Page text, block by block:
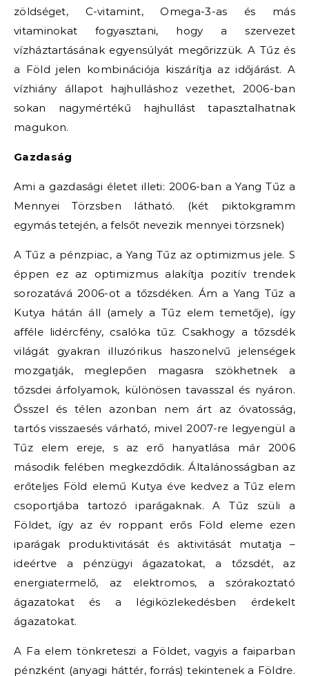
zöldséget, C-vitamint, Omega-3-as és más
vitaminokat fogyasztani, hogy a szervezet
vízháztartásának egyensúlyát megőrizzük. A Tűz és
a Föld jelen kombinációja kiszárítja az időjárást. A
vízhiány állapot hajhulláshoz vezethet, 2006-ban
sokan nagymértékű hajhullást tapasztalhatnak
magukon.
Gazdaság
Ami a gazdasági életet illeti: 2006-ban a Yang Tűz a
Mennyei Törzsben látható. (két piktokgramm
egymás tetején, a felsőt nevezik mennyei törzsnek)
A Tűz a pénzpiac, a Yang Tűz az optimizmus jele. S
éppen ez az optimizmus alakítja pozitív trendek
sorozatává 2006-ot a tőzsdéken. Ám a Yang Tűz a
Kutya hátán áll (amely a Tűz elem temetője), így
afféle lidércfény, csalóka tűz. Csakhogy a tőzsdék
világát gyakran illuzórikus haszonelvű jelenségek
mozgatják, meglepően magasra szökhetnek a
tőzsdei árfolyamok, különösen tavasszal és nyáron.
Ősszel és télen azonban nem árt az óvatosság,
tartós visszaesés várható, mivel 2007-re legyengül a
Tűz elem ereje, s az erő hanyatlása már 2006
második felében megkezdődik. Általánosságban az
erőteljes Föld elemű Kutya éve kedvez a Tűz elem
csoportjába tartozó iparágaknak. A Tűz szüli a
Földet, így az év roppant erős Föld eleme ezen
iparágak produktivitását és aktivitását mutatja –
ideértve a pénzügyi ágazatokat, a tőzsdét, az
energiatermelő, az elektromos, a szórakoztató
ágazatokat és a légiközlekedésben érdekelt
ágazatokat.
A Fa elem tönkreteszi a Földet, vagyis a faiparban
pénzként (anyagi háttér, forrás) tekintenek a Földre.